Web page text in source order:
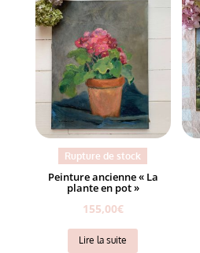
Rupture de stock
Peinture ancienne « La
plante en pot »
155,00€
Lire la suite